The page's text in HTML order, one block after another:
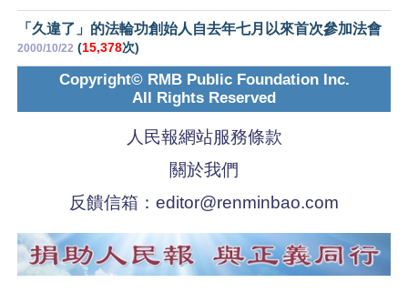
「久違了」的法輪功創始人自去年七月以來首次參加法會
2000/10/22 (15,378次)
Copyright© RMB Public Foundation Inc.
All Rights Reserved
人民報網站服務條款
關於我們
反饋信箱： editor@renminbao.com